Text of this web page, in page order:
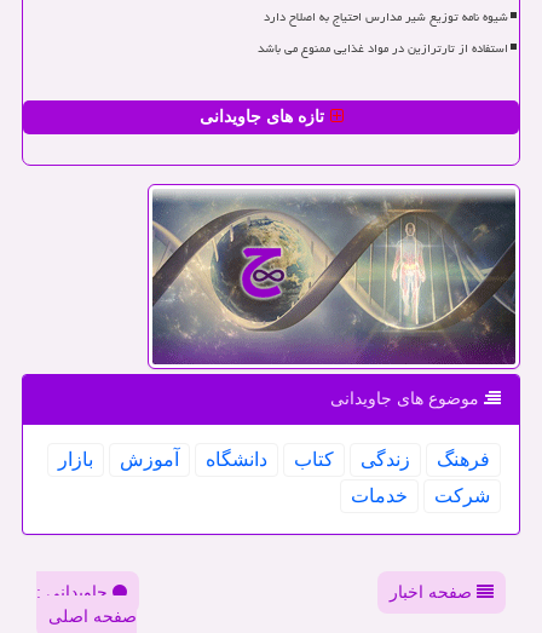
شیوه نامه توزیع شیر مدارس احتیاج به اصلاح دارد
استفاده از تارترازین در مواد غذایی ممنوع می باشد
تازه های جاویدانی
موضوع های جاویدانی
فرهنگ زندگی كتاب دانشگاه آموزش
بازار
شركت
خدمات
صفحه اخبار
جاویدانی :
صفحه اصلی